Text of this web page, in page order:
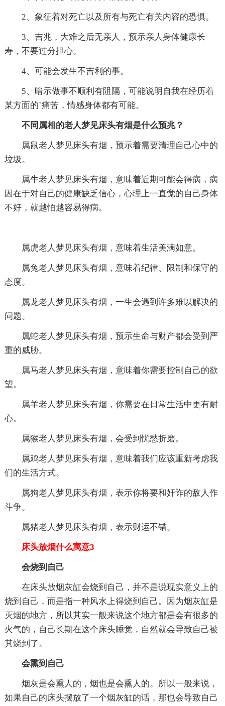
2、象征着对死亡以及所有与死亡有关内容的恐惧。
3、吉兆，大难之后无亲人，预示亲人身体健康长
寿，不要过分担心。
4、可能会发生不吉利的事。
5、暗示做事不顺利有阻隔，可能说明自我在经历着
某方面的`痛苦，情感身体都有可能。
不同属相的老人梦见床头有烟是什么预兆？
属鼠老人梦见床头有烟，预示着需要清理自己心中的
垃圾。
属牛老人梦见床头有烟，意味着近期可能会得病，病
因在于对自己的健康缺乏信心，心理上一直觉的自己身体
不好，就越怕越容易得病。
属虎老人梦见床头有烟，意味着生活美满如意。
属兔老人梦见床头有烟，意味着纪律、限制和保守的
态度。
属龙老人梦见床头有烟，一生会遇到许多难以解决的
问题。
属蛇老人梦见床头有烟，预示生命与财产都会受到严
重的威胁。
属马老人梦见床头有烟，意味着你需要控制自己的欲
望。
属羊老人梦见床头有烟，你需要在日常生活中更有耐
心。
属猴老人梦见床头有烟，会受到忧愁折磨。
属鸡老人梦见床头有烟，意味着我们应该重新考虑我
们的生活方式。
属狗老人梦见床头有烟，表示你将要和奸诈的敌人作
斗争。
属猪老人梦见床头有烟，表示财运不错。
床头放烟什么寓意3
会烧到自己
在床头放烟灰缸会烧到自己，并不是说现实意义上的
烧到自己，而是指一种风水上得烧到自己。因为烟灰缸是
灭烟的地方，所以其实一般来说这个地方都是会有很多的
火气的，自己长期在这个床头睡觉，自然就会导致自己被
其烧到了。
会熏到自己
烟灰是会熏人的，烟也是会熏人的。所以一般来说，
如果自己的床头摆放了一个烟灰缸的话，那也会导致自己